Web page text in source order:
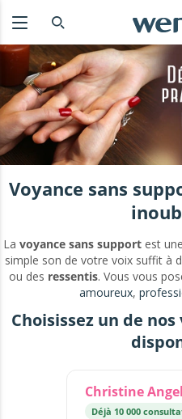
Voyance sans
La voyance sans support est
simple son de votre voix suffit à
ou des ressentis. Vous vous
amoureux,
Choisissez un de
Christine
Déjà 10 000